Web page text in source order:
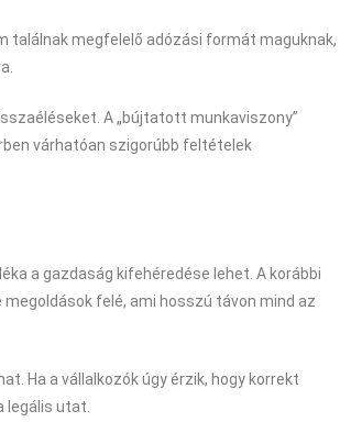
találnak megfelelő adózási formát maguknak,
A „bújtatott munkaviszony”
várhatóan szigorúbb feltételek
a gazdaság kifehéredése lehet. A korábbi
felé, ami hosszú távon mind az
Ha a vállalkozók úgy érzik, hogy korrekt
legális utat.